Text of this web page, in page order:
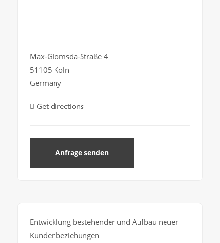
Max-Glomsda-Straße 4
51105 Köln
Germany
Get directions
Anfrage senden
Entwicklung bestehender und Aufbau neuer
Kundenbeziehungen